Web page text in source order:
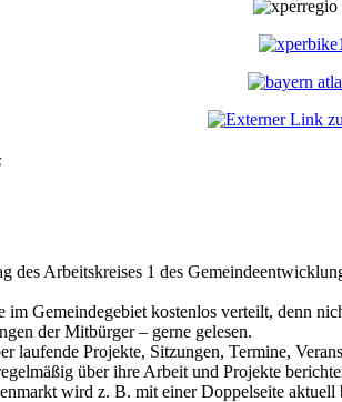
des Arbeitskreises 1 des
Gemeindegebiet kostenlos verteilt, denn
der Mitbürger – gerne gelesen.
laufende Projekte, Sitzungen, Termine,
über ihre Arbeit und Projekte
wird z. B. mit einer Doppelseite aktuell